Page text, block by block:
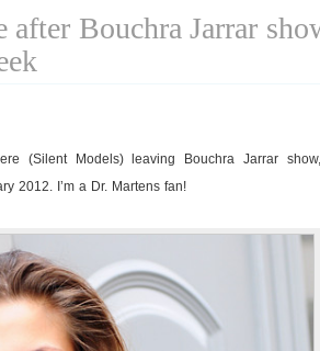
after Bouchra Jarrar
(Silent Models) leaving Bouchra Jarrar
2012. I’m a Dr. Martens fan!